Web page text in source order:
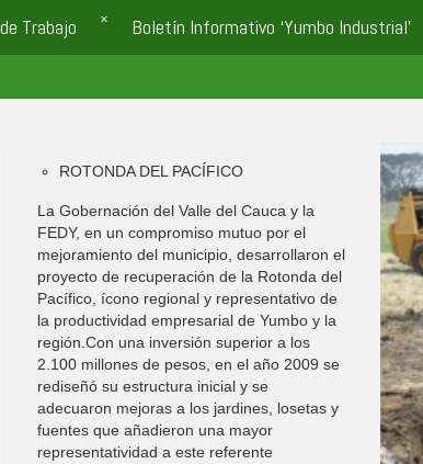
Trabajo Boletín Informativo ‘Yumbo Industrial’
ROTONDA DEL PACÍFICO
La Gobernación del Valle del Cauca y la
FEDY, en un compromiso mutuo por el
mejoramiento del municipio, desarrollaron el
proyecto de recuperación de la Rotonda del
Pacífico, ícono regional y representativo de
la productividad empresarial de Yumbo y la
región.Con una inversión superior a los
2.100 millones de pesos, en el año 2009 se
rediseñó su estructura inicial y se
adecuaron mejoras a los jardines, losetas y
fuentes que añadieron una mayor
representatividad a este referente